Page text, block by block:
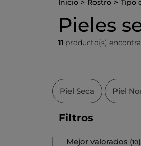
Inicio Rostro Tipo
Pieles
11 producto(s)
Piel Seca Piel
Filtros
Mejor valorados (10)